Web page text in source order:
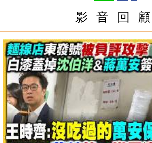
影 音 回 顧